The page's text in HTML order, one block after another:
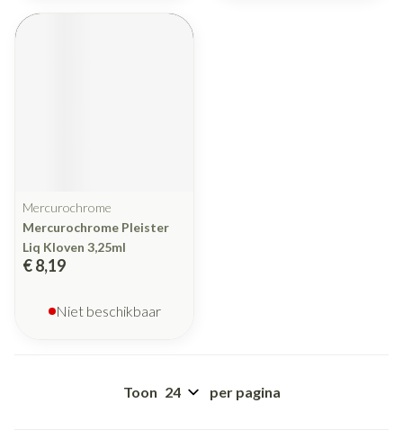
Mercurochrome
Mercurochrome Pleister
Liq Kloven 3,25ml
€ 8,19
Niet beschikbaar
Toon per pagina